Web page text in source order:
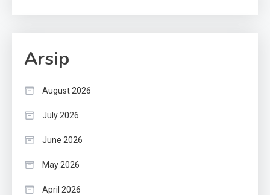
Arsip
August 2026
July 2026
June 2026
May 2026
April 2026